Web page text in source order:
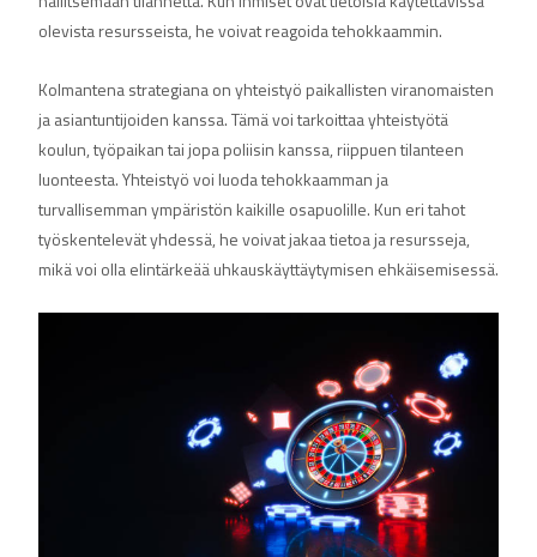
olevista resursseista, he voivat reagoida tehokkaammin.
Kolmantena strategiana on yhteistyö paikallisten viranomaisten
ja asiantuntijoiden kanssa. Tämä voi tarkoittaa yhteistyötä
koulun, työpaikan tai jopa poliisin kanssa, riippuen tilanteen
luonteesta. Yhteistyö voi luoda tehokkaamman ja
turvallisemman ympäristön kaikille osapuolille. Kun eri tahot
työskentelevät yhdessä, he voivat jakaa tietoa ja resursseja,
mikä voi olla elintärkeää uhkauskäyttäytymisen ehkäisemisessä.